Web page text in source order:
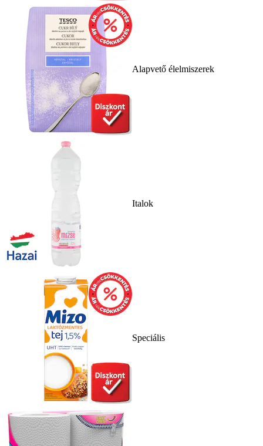
Alapvető élelmiszerek
Italok
Speciális